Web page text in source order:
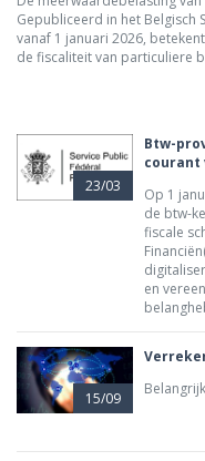
Gepubliceerd in het Belgisch
vanaf 1 januari 2026,
de fiscaliteit van particuliere
23/03
Btw-
courant
Op 1
de btw-
fiscale
en
15/09